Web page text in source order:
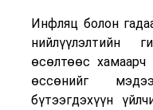
Инфляц болон
нийлүүлэлтийн
өсөлтөөс
өссөнийг
бүтээгдэхүүн